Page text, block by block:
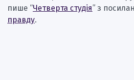
пише “Четверта студія” з
правду.